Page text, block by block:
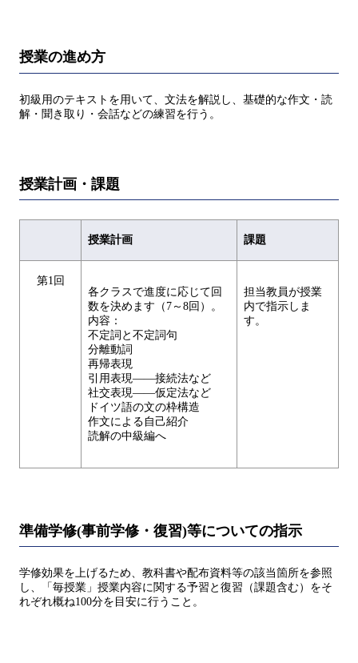
授業の進め方
初級用のテキストを用いて、文法を解説し、基礎的な作文・読
解・聞き取り・会話などの練習を行う。
授業計画・課題
授業計画 課題
第1回
各クラスで進度に応じて回
数を決めます（7～8回）。
内容：
不定詞と不定詞句
分離動詞
再帰表現
引用表現――接続法など
社交表現――仮定法など
ドイツ語の文の枠構造
作文による自己紹介
読解の中級編へ
担当教員が授業
内で指示しま
す。
準備学修(事前学修・復習)等についての指示
学修効果を上げるため、教科書や配布資料等の該当箇所を参照
し、「毎授業」授業内容に関する予習と復習（課題含む）をそ
れぞれ概ね100分を目安に行うこと。